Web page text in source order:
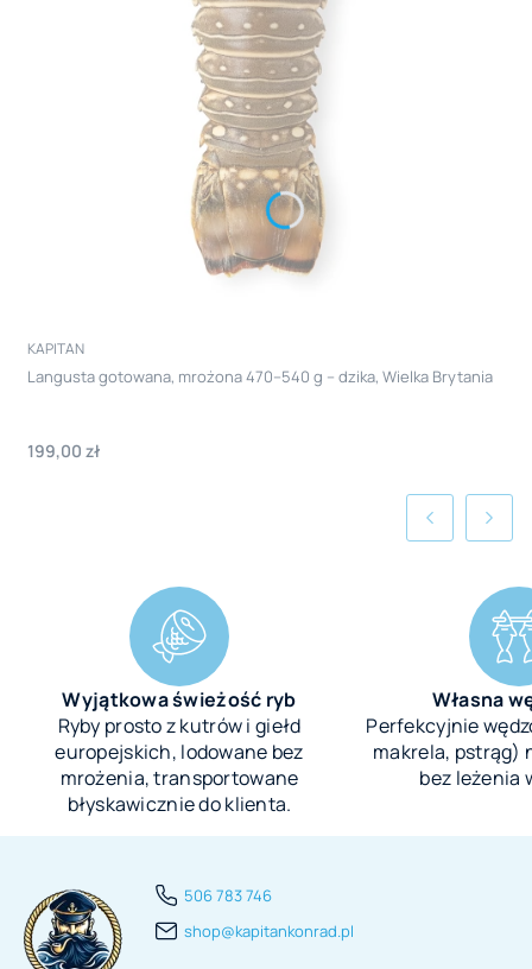
PRODUCENT
KAPITAN
Langusta gotowana, mrożona 470–540 g – dzika, Wielka Brytania
Cena
199,00 zł
Wyjątkowa świeżość ryb
Ryby prosto z kutrów i giełd
europejskich, lodowane bez
mrożenia, transportowane
błyskawicznie do klienta.
Własna
Perfekcyjnie
makrela, pstrąg)
bez leżenia
506 783 746
shop@kapitankonrad.pl